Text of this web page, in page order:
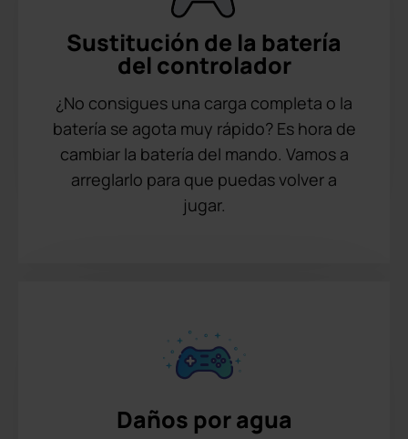
Sustitución de la batería
del controlador
¿No consigues una carga completa o la
batería se agota muy rápido? Es hora de
cambiar la batería del mando. Vamos a
arreglarlo para que puedas volver a
jugar.
Daños por agua